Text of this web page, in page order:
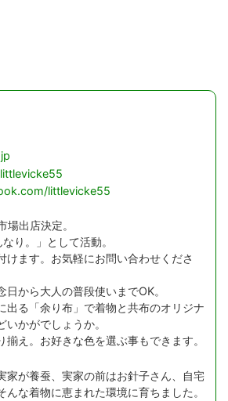
littlevicke55
出店決定。
り。」として活動。
けます。お気軽にお問い合わせくださ
日から大人の普段使いまでOK。
出る「余り布」で着物と共布のオリジナ
いかがでしょうか。
揃え。お好きな色を選ぶ事もできます。
家が養蚕、実家の前はお針子さん、自宅
んな着物に恵まれた環境に育ちました。